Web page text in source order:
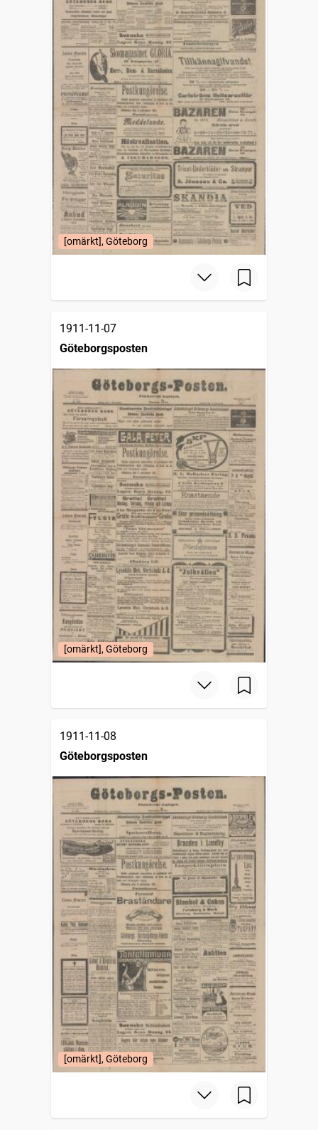
[omärkt], Göteborg
1911-11-07
Göteborgsposten
[omärkt], Göteborg
1911-11-08
Göteborgsposten
[omärkt], Göteborg